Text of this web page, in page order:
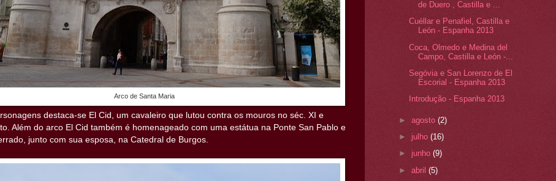
Arco de Santa Maria
destaca-se El Cid, um cavaleiro que lutou contra os mouros no séc. XI e
Além do arco El Cid também é homenageado com uma estátua na Ponte San Pablo e
junto com sua esposa, na Catedral de Burgos.
de Duero , Castilla e ...
Cuéllar e Penafiel, Castilla e
León - Espanha 2013
Coca, Olmedo e Medina del
Campo, Castilla e León -...
Segóvia e San Lorenzo de El
Escorial - Espanha 2013
Introdução - Espanha 2013
►agosto(2)
► julho(16)
► junho(9)
►abril(5)